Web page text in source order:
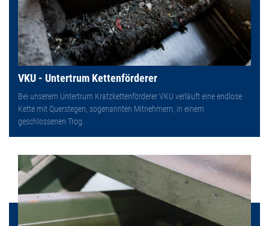
VKU - Untertrum Kettenförderer
Bei unserem Untertrum Kratzkettenförderer VKU verläuft eine endlose
Kette mit Querstegen, sogenannten Mitnehmern, in einem
geschlossenen Trog.